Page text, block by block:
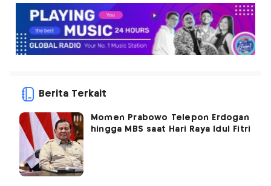
Berita Terkait
Momen Prabowo Telepon Erdogan
hingga MBS saat Hari Raya Idul Fitri